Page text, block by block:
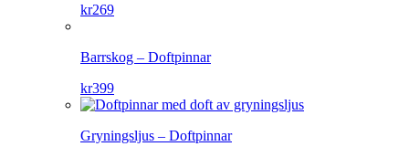
kr269
Barrskog – Doftpinnar
kr399
Gryningsljus – Doftpinnar